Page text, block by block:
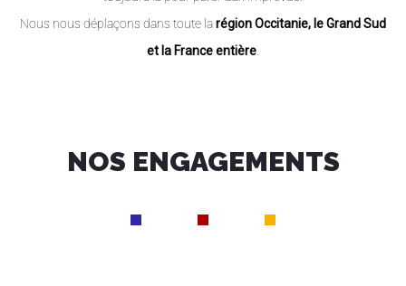
Nous nous déplaçons dans toute larégion Occitanie, le Grand Sud
et la France entière.
NOS ENGAGEMENTS